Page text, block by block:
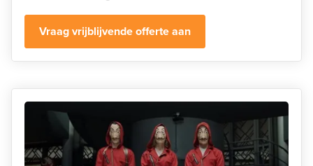
Vraag vrijblijvende offerte aan